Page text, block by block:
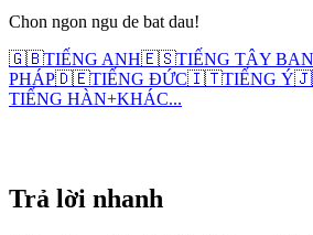
Chon ngon ngu de bat dau!
🇬🇧TIẾNG ANH🇪🇸TIẾNG TÂY
PHÁP🇩🇪TIẾNG ĐỨC🇮🇹TIẾNG Ý
TIẾNG HÀN+KHÁC...
Trả lời nhanh